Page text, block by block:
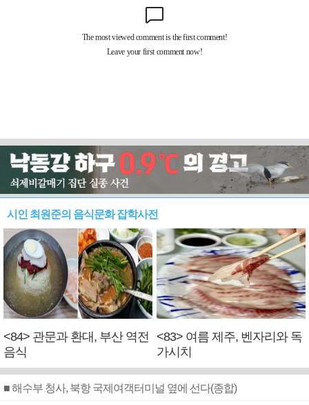
시인 최원준의 음식문화 잡학사전
<84> 관문과 환대, 부산 역전
음식
<83> 여름 제주, 벤자리와 독
가시치
■ 해수부 청사, 북항 국제여객터미널 옆에 선다(종합)